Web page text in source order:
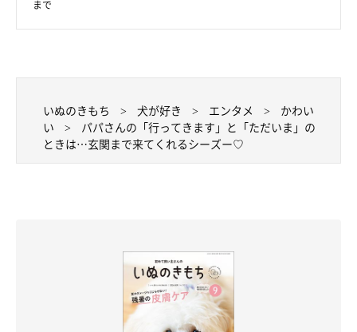
まで
いぬのきもち 犬が好き エンタメ
かわい
い
パパさんの「行ってきます」と「ただいま」の
ときは…玄関まで来てくれるシーズー♡